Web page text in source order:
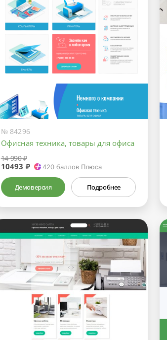
№ 84296
Офисная техника, товары для офиса
14 990 ₽
10493 ₽ 420 баллов Плюса
Демоверсия Подробнее